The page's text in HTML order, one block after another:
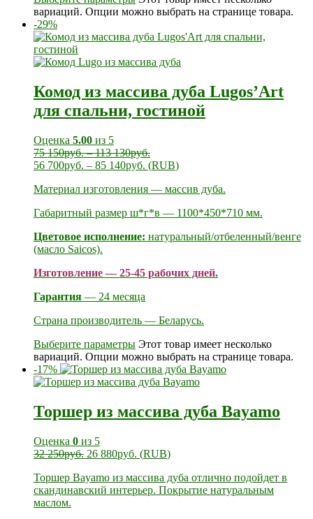
вариаций. Опции можно выбрать на странице товара.
-29%
Комод из массива дуба Lugos’Art
для спальни, гостиной
Оценка 5.00 из 5
75 150руб.–113 130руб.
56 700руб. – 85 140руб. (RUB)
Материал изготовления — массив дуба.
Габаритный размер ш*г*в — 1100*450*710 мм.
Цветовое исполнение: натуральный/отбеленный/венге
(масло Saicos).
Изготовление — 25-45 рабочих дней.
Гарантия — 24 месяца
Страна производитель — Беларусь.
Выберите параметры Этот товар имеет несколько
вариаций. Опции можно выбрать на странице товара.
-17%
Торшер из массива дуба Bayamo
Оценка 0 из 5
32 250руб. 26 880руб. (RUB)
Торшер Bayamo из массива дуба отлично подойдет в
скандинавский интерьер. Покрытие натуральным
маслом.